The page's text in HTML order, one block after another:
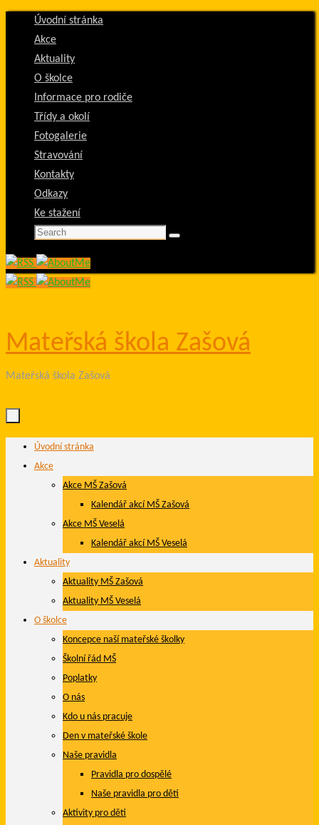
content
Úvodní stránka
Akce
Aktuality
O školce
Informace pro rodiče
Třídy a okolí
Fotogalerie
Stravování
Kontakty
Odkazy
Ke stažení
Search
Search
Mateřská škola Zašová
Mateřská škola Zašová
Úvodní stránka
Akce
Akce MŠ Zašová
Kalendář akcí MŠ Zašová
Akce MŠ Veselá
Kalendář akcí MŠ Veselá
Aktuality
Aktuality MŠ Zašová
Aktuality MŠ Veselá
O školce
Koncepce naší mateřské školky
Školní řád MŠ
Poplatky
O nás
Kdo u nás pracuje
Den v mateřské škole
Naše pravidla
Pravidla pro dospělé
Naše pravidla pro děti
Aktivity pro děti